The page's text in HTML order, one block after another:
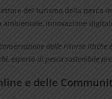
del turismo della pesca
innovazione
delle risorse
, esperto di pesca sostenibile
e delle